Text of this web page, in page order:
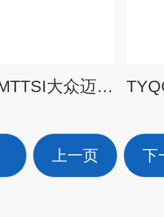
TYQC-FDJ-MTTSI大众迈腾TSI发动机实训台|汽车教学设备
上一页 下